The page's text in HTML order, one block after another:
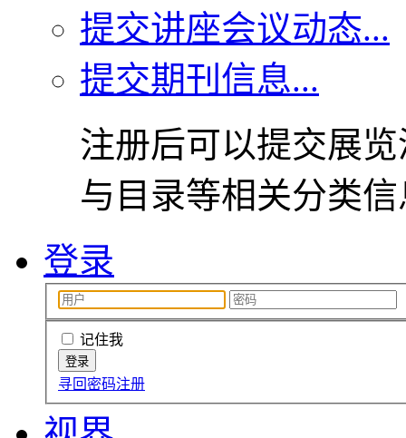
提交讲座会议动态...
提交期刊信息...
注册后可以提交展
与目录等相关分类
登录
记住我
寻回密码注册